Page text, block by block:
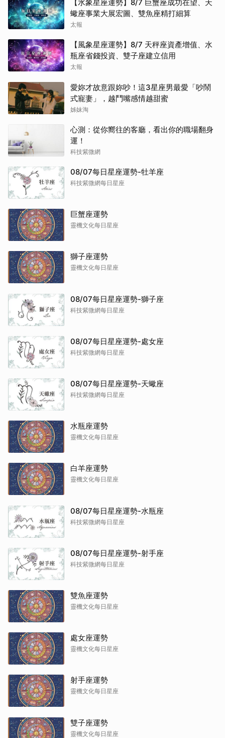
【水象星座運勢】8/7 巨蟹座成功在望、天
蠍座事業大展宏圖、雙魚座精打細算
太報
【風象星座運勢】8/7 天秤座資產增值、水
瓶座省錢投資、雙子座建立信用
太報
愛妳才故意跟妳吵！這3星座男最愛「吵鬧
式寵妻」，越鬥嘴感情越甜蜜
姊妹淘
心測：從你嚮往的客廳，看出你的職場翻身
運！
科技紫微網
08/07每日星座運勢-牡羊座
科技紫微網每日星座
巨蟹座運勢
靈機文化每日星座
獅子座運勢
靈機文化每日星座
08/07每日星座運勢-獅子座
科技紫微網每日星座
08/07每日星座運勢-處女座
科技紫微網每日星座
08/07每日星座運勢-天蠍座
科技紫微網每日星座
水瓶座運勢
靈機文化每日星座
白羊座運勢
靈機文化每日星座
08/07每日星座運勢-水瓶座
科技紫微網每日星座
08/07每日星座運勢-射手座
科技紫微網每日星座
雙魚座運勢
靈機文化每日星座
處女座運勢
靈機文化每日星座
射手座運勢
靈機文化每日星座
雙子座運勢
靈機文化每日星座